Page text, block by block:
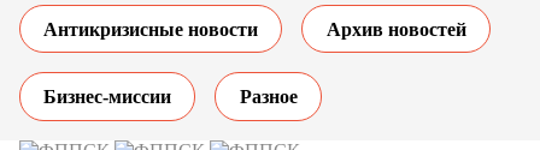
Антикризисные новости Архив новостей
Бизнес-миссии Разное